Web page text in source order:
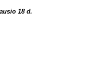
18 d.